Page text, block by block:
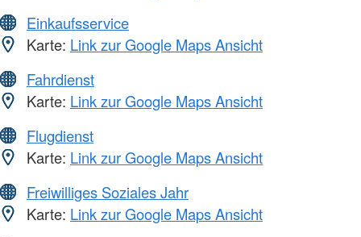
Einkaufsservice
Karte: Link zur Google Maps Ansicht
Fahrdienst
Karte: Link zur Google Maps Ansicht
Flugdienst
Karte: Link zur Google Maps Ansicht
Freiwilliges Soziales Jahr
Karte: Link zur Google Maps Ansicht